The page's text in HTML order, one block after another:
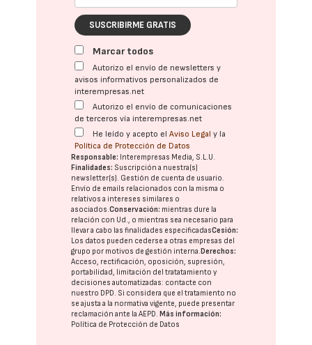
SUSCRIBIRME GRATIS
Marcar todos
Autorizo el envío de newsletters y
avisos informativos personalizados de
interempresas.net
Autorizo el envío de comunicaciones
de terceros vía interempresas.net
He leído y acepto elAviso Legal y la
Política de Protección de Datos
Responsable: Interempresas Media, S.L.U.
Finalidades: Suscripción a nuestra(s)
newsletter(s). Gestión de cuenta de usuario.
Envío de emails relacionados con la misma o
relativos a intereses similares o
asociados.Conservación: mientras dure la
relación con Ud., o mientras sea necesario para
llevar a cabo las finalidades especificadasCesión:
Los datos pueden cederse a otras empresas del
grupo por motivos de gestión interna.Derechos:
Acceso, rectificación, oposición, supresión,
portabilidad, limitación del tratatamiento y
decisiones automatizadas: contacte con
nuestro DPD . Si considera que el tratamiento no
se ajusta a la normativa vigente, puede presentar
reclamación ante laAEPD .Más información:
Política de Protección de Datos